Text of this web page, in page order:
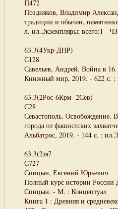
П472
Поздняков, Владимир
традиции и обычаи,
л. ил.Экземпляры: всего:1 -
63.3(4Укр-ДНР)
С128
Савельев, Андрей. Война в
Книжный мир, 2019. - 622 с. :
63.3(2Рос-6Крм- 2Сев)
С28
Севастополь. Освобождение.
города от фашистских
Альбатрос, 2019. - 144 с. :
63.3(2)я7
С727
Спицын, Евгений Юрьевич
Полный курс истории России
Спицын. - М. : Концептуал
Книга 1 : Древняя и